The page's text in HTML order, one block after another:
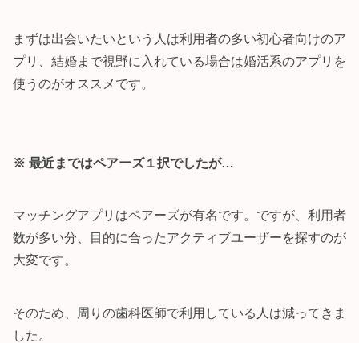
まずは出会いたいという人は利用者の多い初心者向けのア
プリ、結婚まで視野に入れている場合は婚活系のアプリを
使うのがオススメです。
※ 最近まではペアーズ１択でしたが…
マッチングアプリはペアーズが有名です。ですが、利用者
数が多い分、目的に合ったアクティブユーザーを探すのが
大変です。
そのため、周りの歯科医師で利用している人は減ってきま
した。